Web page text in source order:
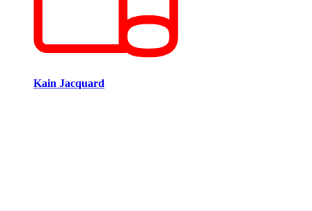
Kain Jacquard